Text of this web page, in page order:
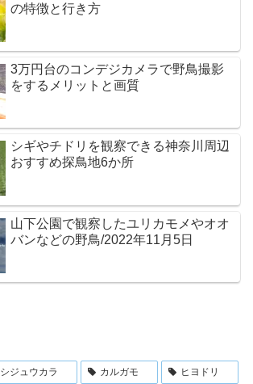
の特徴と行き方
3万円台のコンデジカメラで野鳥撮影
をするメリットと画質
シギやチドリを観察できる神奈川周辺
おすすめ探鳥地6か所
山下公園で観察したユリカモメやオオ
バンなどの野鳥/2022年11月5日
シジュウカラ カルガモ ヒヨドリ